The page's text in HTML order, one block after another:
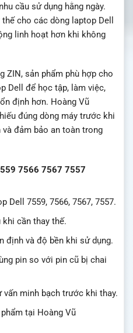
cầu sử dụng hằng ngày.
cho các dòng laptop Dell
linh hoạt hơn khi không
ZIN, sản phẩm phù hợp cho
Dell để học tập, làm việc,
định hơn. Hoàng Vũ
đúng dòng máy trước khi
và đảm bảo an toàn trong
7566 7567 7557
Dell 7559, 7566, 7567, 7557.
khi cần thay thế.
định và độ bền khi sử dụng.
pin so với pin cũ bị chai
minh bạch trước khi thay.
tại Hoàng Vũ